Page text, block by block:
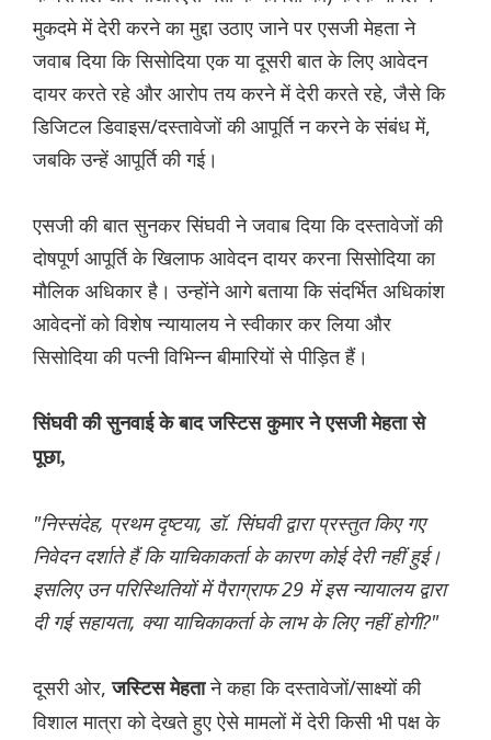
मुकदमे में देरी करने का मुद्दा उठाए जाने पर एसजी मेहता ने
जवाब दिया कि सिसोदिया एक या दूसरी बात के लिए आवेदन
दायर करते रहे और आरोप तय करने में देरी करते रहे, जैसे कि
डिजिटल डिवाइस/दस्तावेजों की आपूर्ति न करने के संबंध में,
जबकि उन्हें आपूर्ति की गई।
एसजी की बात सुनकर सिंघवी ने जवाब दिया कि दस्तावेजों की
दोषपूर्ण आपूर्ति के खिलाफ आवेदन दायर करना सिसोदिया का
मौलिक अधिकार है। उन्होंने आगे बताया कि संदर्भित अधिकांश
आवेदनों को विशेष न्यायालय ने स्वीकार कर लिया और
सिसोदिया की पत्नी विभिन्न बीमारियों से पीड़ित हैं।
सिंघवी की सुनवाई के बाद जस्टिस कुमार ने एसजी मेहता से
पूछा,
"निस्संदेह, प्रथम दृष्टया, डॉ. सिंघवी द्वारा प्रस्तुत किए गए
निवेदन दर्शाते हैं कि याचिकाकर्ता के कारण कोई देरी नहीं हुई।
इसलिए उन परिस्थितियों में पैराग्राफ 29 में इस न्यायालय द्वारा
दी गई सहायता, क्या याचिकाकर्ता के लाभ के लिए नहीं होगी?"
दूसरी ओर,जस्टिस मेहताने कहा कि दस्तावेजों/साक्ष्यों की
विशाल मात्रा को देखते हुए ऐसे मामलों में देरी किसी भी पक्ष के